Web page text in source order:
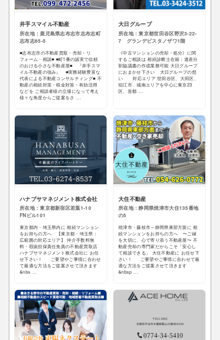
井手スマイル不動産
所在地：鹿児島県志布志市志布志町
志布志65-5
■志布志市の不動産買取・売却・リ
フォーム・相談■ ■町1番の誠実で信頼
のおける小さな不動産屋■ 『井手スマ
イル不動産の強み』 ■実務経験豊富な
代表による不動産コンサルティング■ 不
動産の相続対策・税金対策・有効活用
などを ご相談者様の立場になって考え
様々な角度からご提案をさ ...
大日グループ
所在地：東京都世田谷区野沢3-22-
7 グランデビスタノザワ1階
《中古マンションの売却・処分》に関
するご相談は 相続診断士在籍：遺産分
割協議書の作成業務可能 大日グループ
におまかせ下さい 大日グループの想
い 対応エリア 世田谷区、大田区、
狛江市、城南エリアを中心に東京23
区、首都 ...
ハナブサマネジメント株式会社
所在地：東京都新宿区若葉1-10
FNビル101
東京都内・埼玉県内に 相続マンション
をお持ちの方へ 【東京都・埼玉県：
広範囲の対応エリア】 仲介手数料無
料・瑕疵担保責任免責の不動産買取店
ハナブサマネジメント株式会社に お任
せ下さい！ ご要望やご事情に合わせ
て最適な方法をご提案させて頂きます
&nbs ...
大住不動産
所在地：静岡県焼津市大住135番地
の5
焼津市・藤枝市～静岡県東部方面に 相
続マンションをお持ちの方へ 〜ご縁
を大切に、心で寄り添う不動産屋〜 不
動産売却の専門家だからこそ「安心し
て相談できる」 大住不動産に お任せ下
さい！ ご要望やご事情に合わせて最
適な方法をご提案させて頂きます
&nbsp ...